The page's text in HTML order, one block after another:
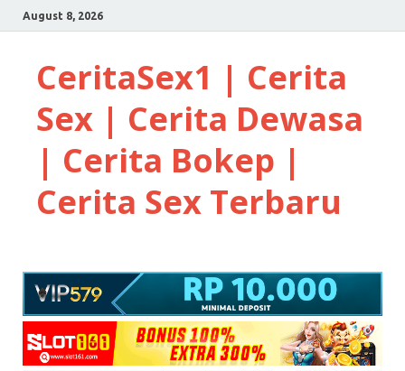
August 8, 2026
CeritaSex1 | Cerita
Sex | Cerita Dewasa
| Cerita Bokep |
Cerita Sex Terbaru